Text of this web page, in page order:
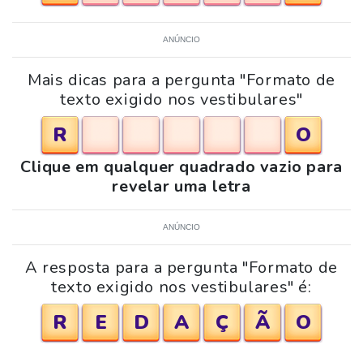
ANÚNCIO
Mais dicas para a pergunta "Formato de
texto exigido nos vestibulares"
R O
Clique em qualquer quadrado vazio para
revelar uma letra
ANÚNCIO
A resposta para a pergunta "Formato de
texto exigido nos vestibulares" é:
R E D A Ç Ã O